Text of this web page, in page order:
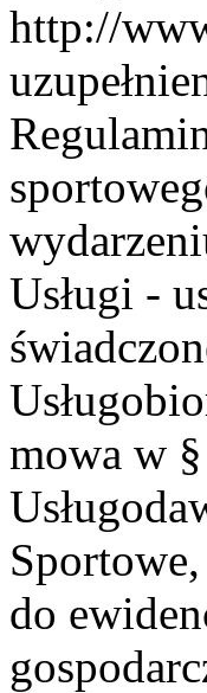
http://
Usługi -
mowa w
do